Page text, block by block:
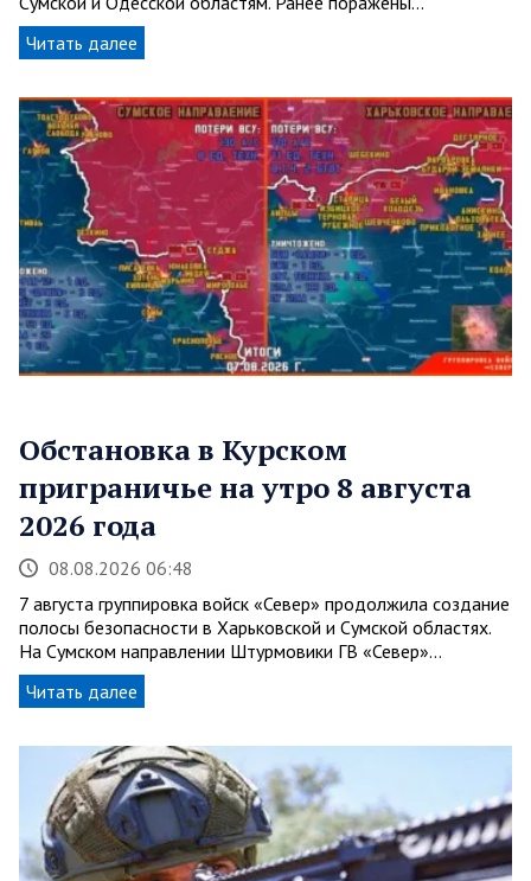
Читать далее
Обстановка в Курском
приграничье на утро 8 августа
2026 года
08.08.2026 06:48
7 августа группировка войск «Север» продолжила создание
полосы безопасности в Харьковской и Сумской областях.
На Сумском направлении Штурмовики ГВ «Север»…
Читать далее